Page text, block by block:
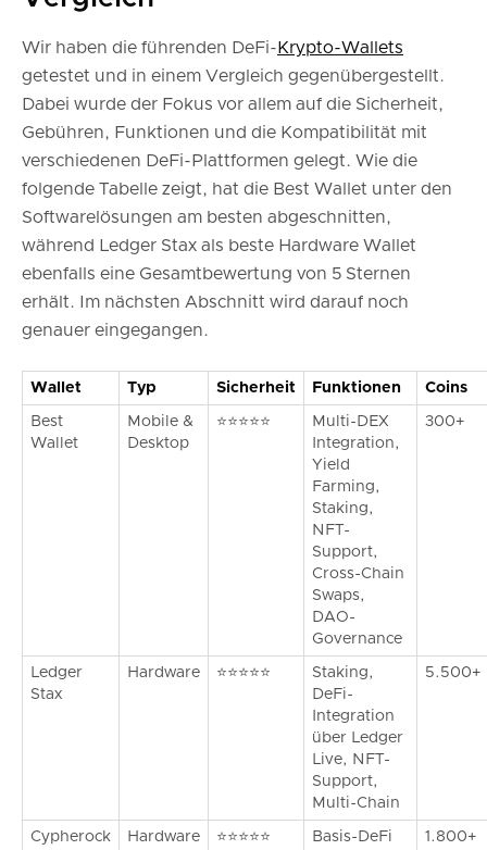
Wir haben die führenden DeFi- Krypto-Wallets
getestet und in einem Vergleich gegenübergestellt.
Dabei wurde der Fokus vor allem auf die Sicherheit,
Gebühren, Funktionen und die Kompatibilität mit
verschiedenen DeFi-Plattformen gelegt. Wie die
folgende Tabelle zeigt, hat die Best Wallet unter den
Softwarelösungen am besten abgeschnitten,
während Ledger Stax als beste Hardware Wallet
ebenfalls eine Gesamtbewertung von 5 Sternen
erhält. Im nächsten Abschnitt wird darauf noch
genauer eingegangen.
Wallet Typ Sicherheit Funktionen Coins
Best
Wallet
Mobile &
Desktop
⭐⭐⭐⭐⭐
Multi-DEX
Integration,
Yield
Farming,
Staking,
NFT-
Support,
Cross-Chain
Swaps,
DAO-
Governance
300+
Ledger
Stax
Hardware ⭐⭐⭐⭐⭐
Staking,
DeFi-
Integration
über Ledger
Live, NFT-
Support,
Multi-Chain
5.500+
Cypherock
Hardware ⭐⭐⭐⭐⭐
Basis-DeFi
1.800+